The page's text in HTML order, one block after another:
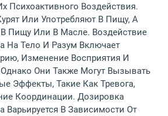
Психоактивного Воздействия.
Или Употребляют В Пищу, А
Пищу Или В Масле. Воздействие
На Тело И Разум Включает
Изменение Восприятия И
Они Также Могут Вызывать
Эффекты, Такие Как Тревога,
Координации. Дозировка
В Зависимости От